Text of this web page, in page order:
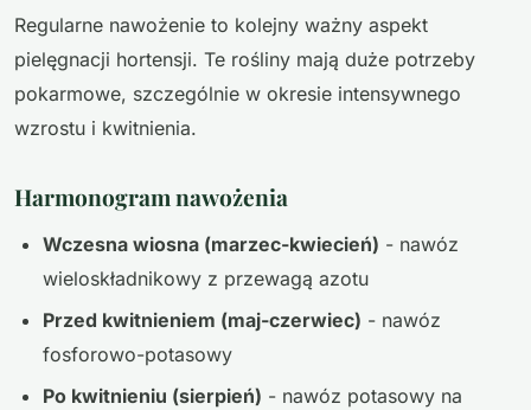
Regularne nawożenie to kolejny ważny aspekt
pielęgnacji hortensji. Te rośliny mają duże potrzeby
pokarmowe, szczególnie w okresie intensywnego
wzrostu i kwitnienia.
Harmonogram nawożenia
Wczesna wiosna (marzec-kwiecień) - nawóz
wieloskładnikowy z przewagą azotu
Przed kwitnieniem (maj-czerwiec) - nawóz
fosforowo-potasowy
Po kwitnieniu (sierpień) - nawóz potasowy na